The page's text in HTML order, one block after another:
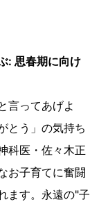
: 思春期に向け
言ってあげよ
とう」の気持ち
科医・佐々木正
お子育てに奮闘
ます。永遠の"子